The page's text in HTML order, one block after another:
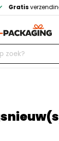
verzending